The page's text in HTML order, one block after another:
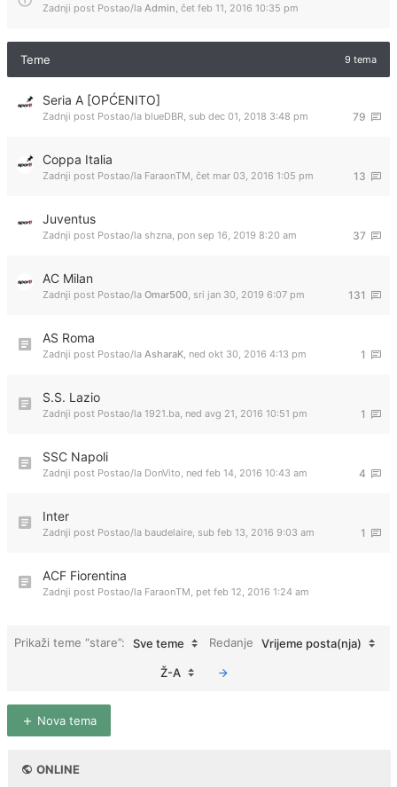
Zadnji post Postao/la Admin, čet feb 11, 2016 10:35 pm
Teme 9 tema
Seria A [OPĆENITO]
79
Zadnji post Postao/la blueDBR, sub dec 01, 2018 3:48 pm
Coppa Italia
13
Zadnji post Postao/la FaraonTM, čet mar 03, 2016 1:05 pm
Juventus
37
Zadnji post Postao/la shzna, pon sep 16, 2019 8:20 am
AC Milan
131
Zadnji post Postao/la Omar500, sri jan 30, 2019 6:07 pm
AS Roma
1
Zadnji post Postao/la AsharaK, ned okt 30, 2016 4:13 pm
S.S. Lazio
1
Zadnji post Postao/la 1921.ba, ned avg 21, 2016 10:51 pm
SSC Napoli
4
Zadnji post Postao/la DonVito, ned feb 14, 2016 10:43 am
Inter
1
Zadnji post Postao/la baudelaire, sub feb 13, 2016 9:03 am
ACF Fiorentina
Zadnji post Postao/la FaraonTM, pet feb 12, 2016 1:24 am
Prikaži teme “stare”: Sve teme Redanje Vrijeme posta(nja)
Ž-A
Nova tema
ONLINE